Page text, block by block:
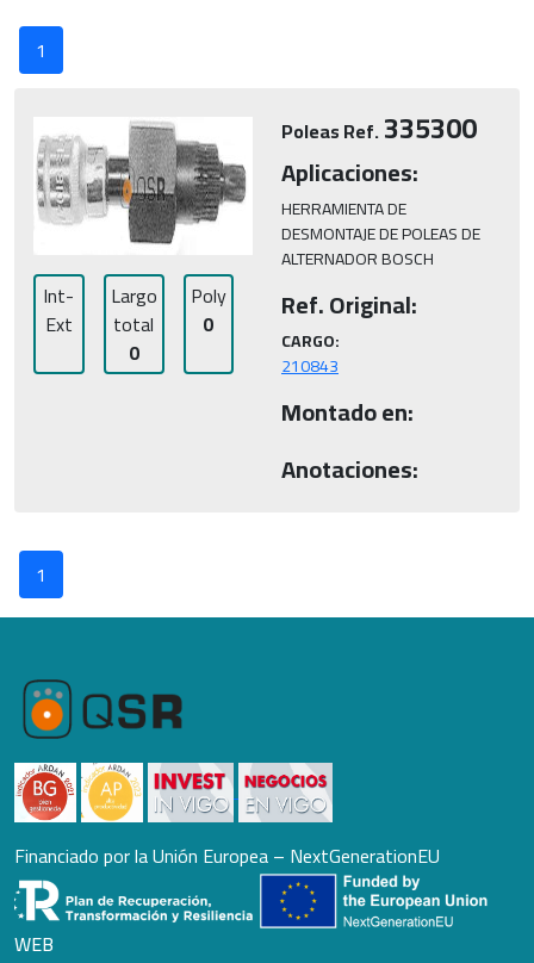
1
Int-
Ext
Largo
total
0
Poly
0
Poleas Ref.335300
Aplicaciones:
HERRAMIENTA DE
DESMONTAJE DE POLEAS DE
ALTERNADOR BOSCH
Ref. Original:
CARGO:
210843
Montado en:
Anotaciones:
1
Financiado por la Unión Europea – NextGenerationEU
WEB